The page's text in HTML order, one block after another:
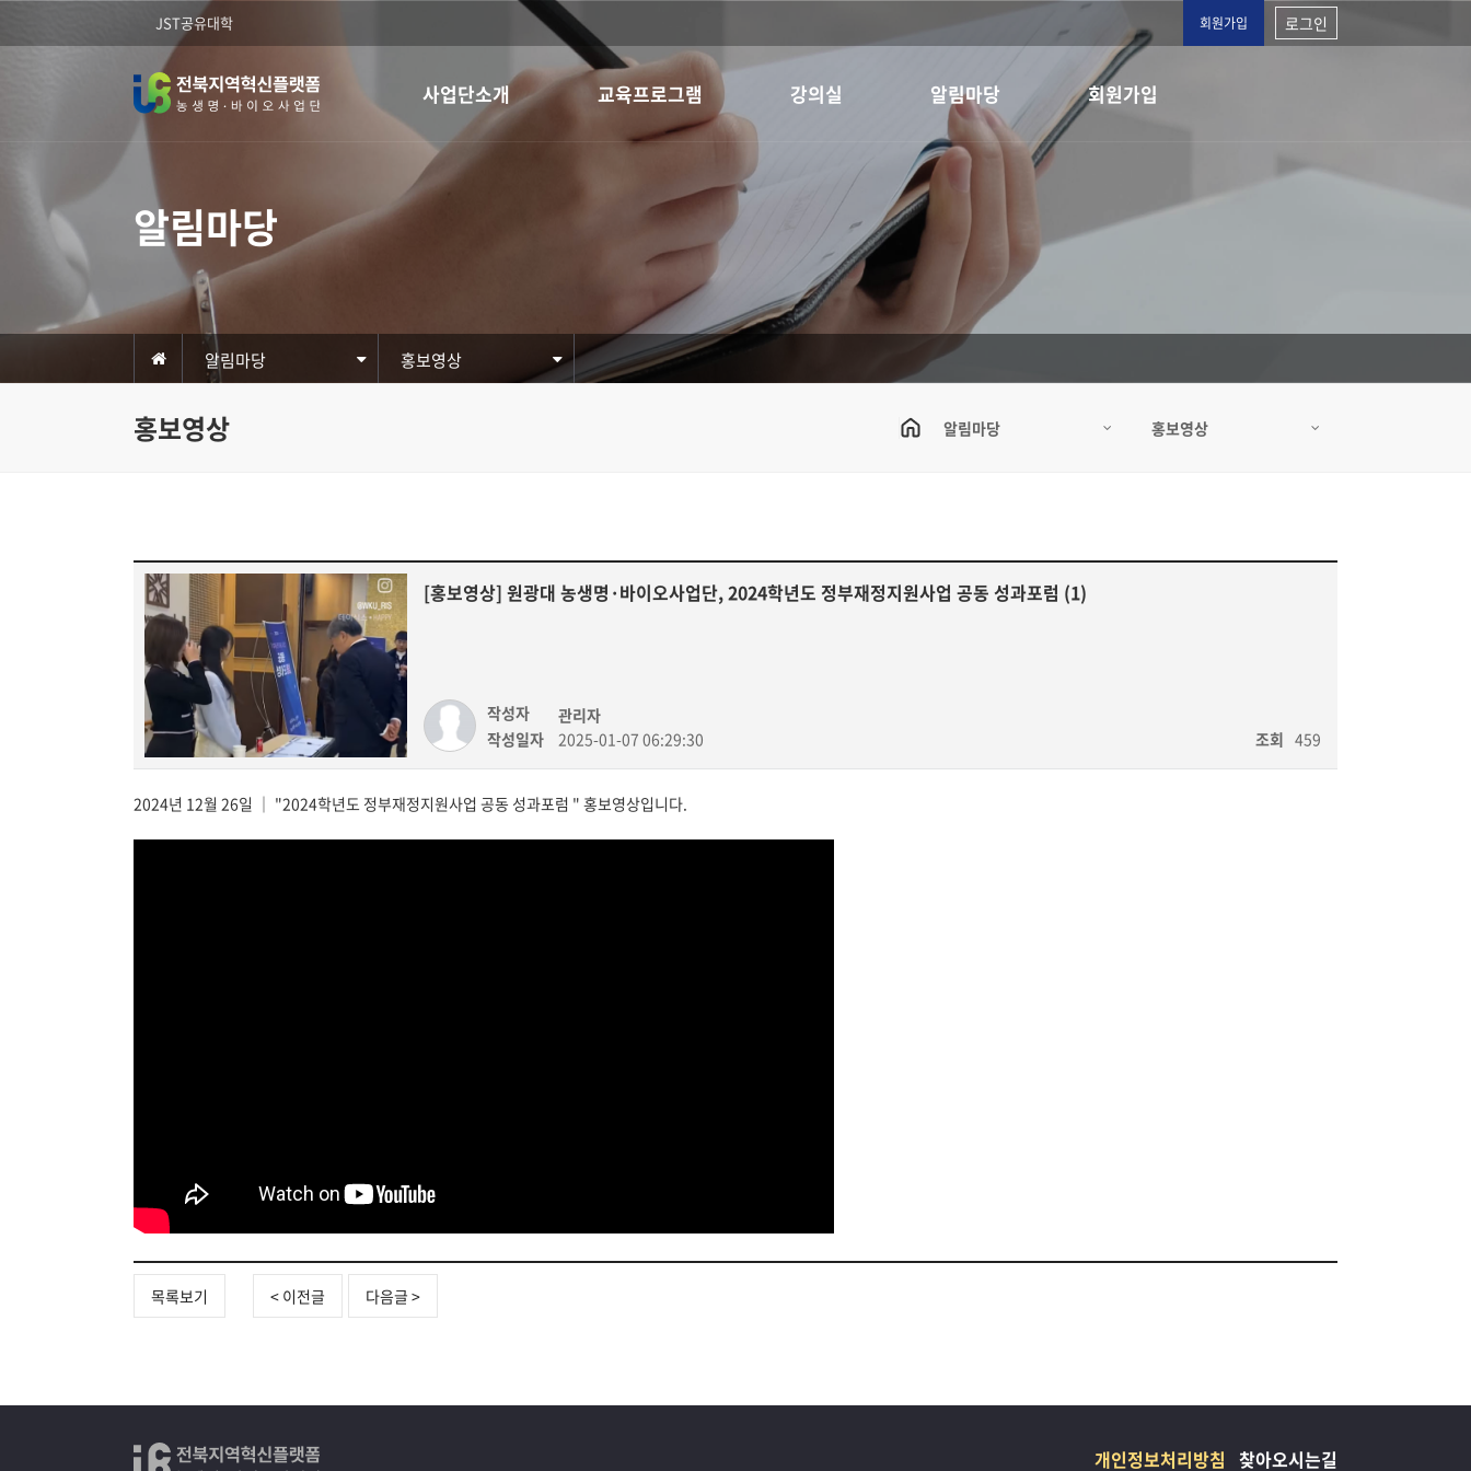
JST공유대학 회원가입 로그인
사업단소개 교육프로그램 강의실 알림마당 회원가입
알림마당
알림마당 홍보영상
홍보영상 알림마당 홍보영상
[홍보영상] 원광대 농생명·바이오사업단, 2024학년도 정부재정지원사업 공동 성과포럼 (1)
작성자
관리자
작성일자
2025-01-07 06:29:30 조회 459
2024년 12월 26일 ｜ "2024학년도 정부재정지원사업 공동 성과포럼 " 홍보영상입니다.
목록보기 < 이전글 다음글 >
개인정보처리방침 찾아오시는길